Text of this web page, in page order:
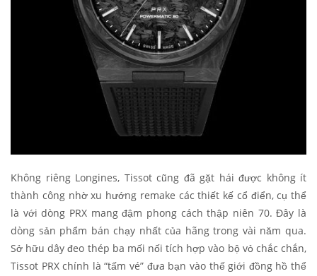
Không riêng Longines, Tissot cũng đã gặt hái được không ít
thành công nhờ xu hướng remake các thiết kế cổ điển, cụ thể
là với dòng PRX mang đậm phong cách thập niên 70. Đây là
dòng sản phẩm bán chạy nhất của hãng trong vài năm qua.
Sở hữu dây đeo thép ba mối nối tích hợp vào bộ vỏ chắc chắn,
Tissot PRX chính là “tấm vé” đưa bạn vào thế giới đồng hồ thể